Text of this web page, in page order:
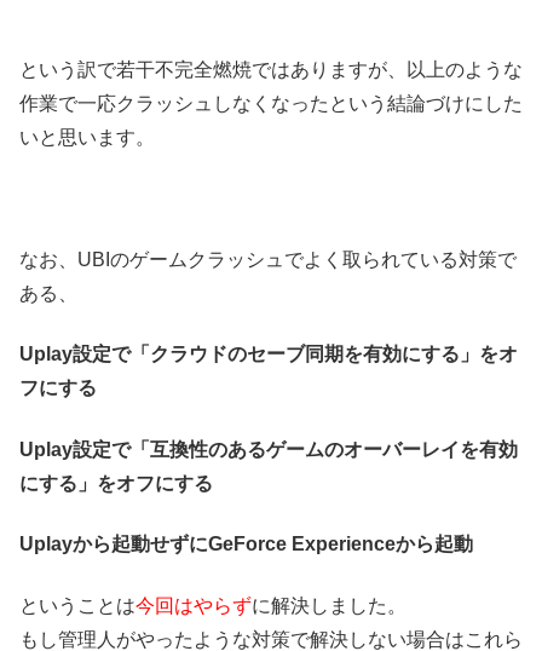
という訳で若干不完全燃焼ではありますが、以上のような
作業で一応クラッシュしなくなったという結論づけにした
いと思います。
なお、UBIのゲームクラッシュでよく取られている対策で
ある、
Uplay設定で「クラウドのセーブ同期を有効にする」をオ
フにする
Uplay設定で「互換性のあるゲームのオーバーレイを有効
にする」をオフにする
Uplayから起動せずにGeForce Experienceから起動
ということは今回はやらずに解決しました。
もし管理人がやったような対策で解決しない場合はこれら